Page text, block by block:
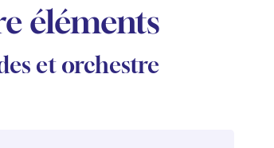
éléments
et orchestre